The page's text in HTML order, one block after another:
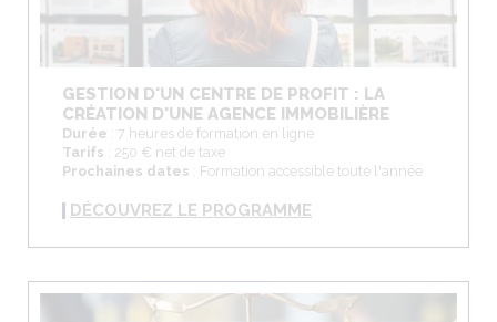
GESTION D'UN CENTRE DE PROFIT : LA
CRÉATION D'UNE AGENCE IMMOBILIÈRE
Durée : 7 heures de formation en ligne
Tarifs : 250 € net de taxe
Prochaines dates : Formation accessible toute l'année
DÉCOUVREZ LE PROGRAMME